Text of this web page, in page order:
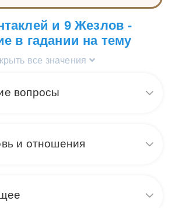
и 9 Жезлов -
в гадании на тему
все значения
вопросы
Жезлов и Паж Пентаклей в
даже если кажется, что силы
и отношения